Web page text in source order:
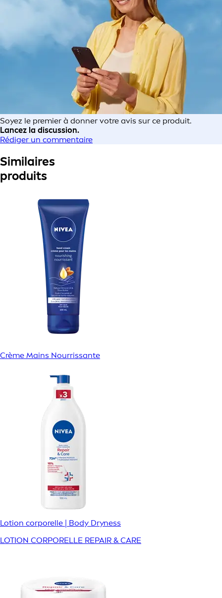
Soyez le premier à donner votre avis sur ce produit.
Lancez la discussion.
Rédiger un commentaire
Similaires
produits
Crème Mains Nourrissante
Lotion corporelle | Body Dryness
LOTION CORPORELLE REPAIR & CARE